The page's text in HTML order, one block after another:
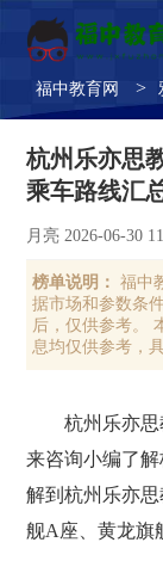
福中教育网 >
杭州乐亦思
乘车路线汇
月亮 2026-06-30
榜单说明：
福中
据市场和参数条
后，仅供参考。
息均仅供参考，
杭州乐亦
来咨询小编了
解到杭州乐亦
舰A座、黄龙旗